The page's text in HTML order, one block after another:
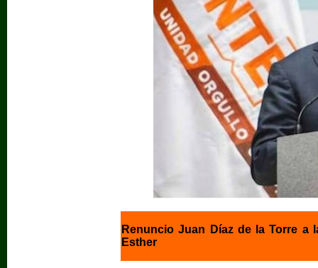
Renuncio Juan Díaz de la Torre a
Esther